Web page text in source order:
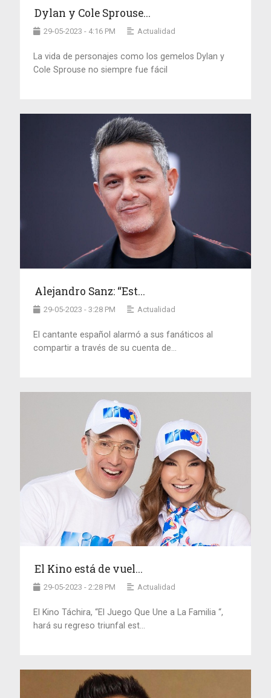
Dylan y Cole Sprouse...
29-05-2023 - 4:16 PM Actualidad
La vida de personajes como los gemelos Dylan y
Cole Sprouse no siempre fue fácil
Alejandro Sanz: “Est...
29-05-2023 - 3:28 PM Actualidad
El cantante español alarmó a sus fanáticos al
compartir a través de su cuenta de...
El Kino está de vuel...
29-05-2023 - 2:28 PM Actualidad
El Kino Táchira, “El Juego Que Une a La Familia “,
hará su regreso triunfal est...